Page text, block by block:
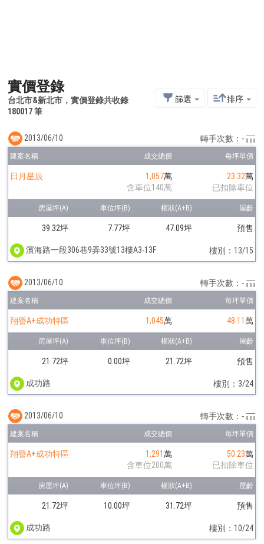
實價登錄
台北市&新北市，實價登錄共收錄
180017 筆
篩選 排序
日月星辰 1,057萬
含車位140萬
23.32萬
已扣除車位
39.32坪 7.77坪 47.09坪 預售
濱海路一段306巷9弄33號13樓A3-13F 樓別：13/15
2013/06/10 轉手次數：-
翔譽A+成功特區 1,045萬 48.11萬
21.72坪 0.00坪 21.72坪 預售
成功路 樓別：3/24
2013/06/10 轉手次數：-
翔譽A+成功特區 1,291萬
含車位200萬
50.23萬
已扣除車位
21.72坪 10.00坪 31.72坪 預售
成功路 樓別：10/24
2013/06/10 轉手次數：-